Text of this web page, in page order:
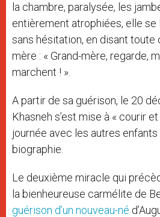
la chambre, paralysée, les
entièrement atrophiées, elle se
sans hésitation, en disant toute
mère : « Grand-mère, regarde,
marchent ! ».
A partir de sa guérison, le 20
Khasneh s’est mise à « courir
journée avec les autres enfants
biographie.
Le deuxième miracle qui
la bienheureuse carmélite de
guérison d’un nouveau-né